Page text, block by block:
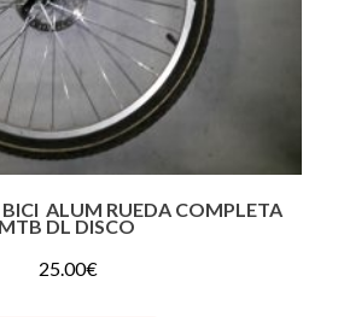
ALUM RUEDA COMPLETA
MTB DL DISCO
25.00€